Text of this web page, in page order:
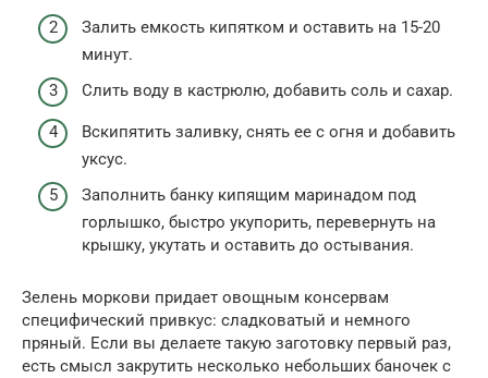
Залить емкость кипятком и оставить на 15-20
минут.
Слить воду в кастрюлю, добавить соль и сахар.
Вскипятить заливку, снять ее с огня и добавить
уксус.
Заполнить банку кипящим маринадом под
горлышко, быстро укупорить, перевернуть на
крышку, укутать и оставить до остывания.
Зелень моркови придает овощным консервам
специфический привкус: сладковатый и немного
пряный. Если вы делаете такую заготовку первый раз,
есть смысл закрутить несколько небольших баночек с